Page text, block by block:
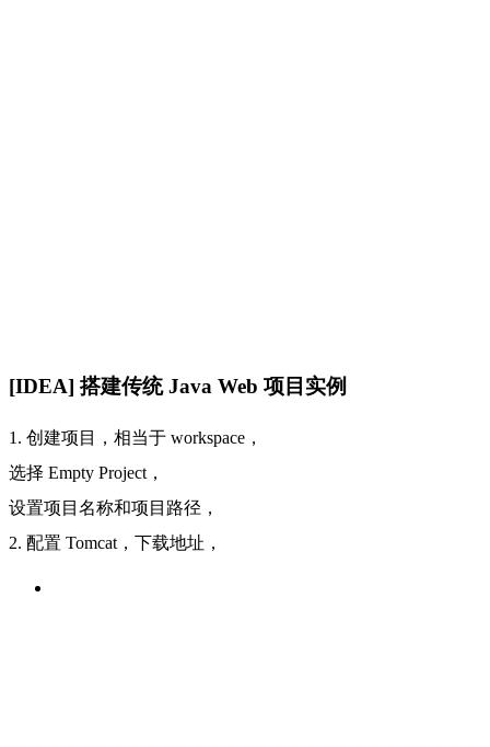
[IDEA] 搭建传统 Java Web 项目实例
1. 创建项目，相当于 workspace，
选择 Empty Project，
设置项目名称和项目路径，
2. 配置 Tomcat，下载地址，